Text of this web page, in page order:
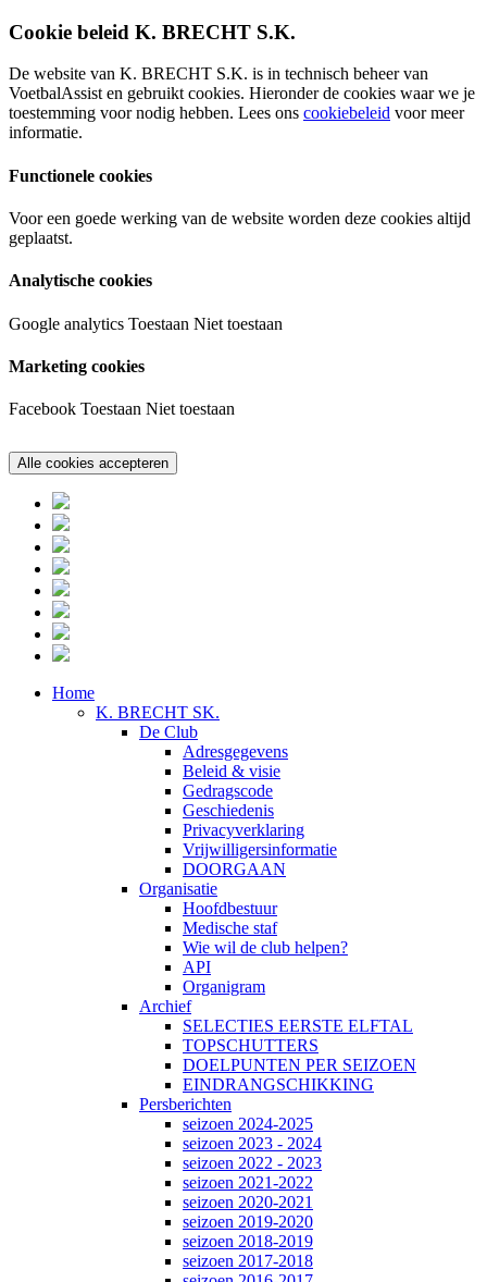
Cookie beleid K. BRECHT S.K.
De website van K. BRECHT S.K. is in technisch beheer van
VoetbalAssist en gebruikt cookies. Hieronder de cookies waar we je
toestemming voor nodig hebben. Lees ons cookiebeleid voor meer
informatie.
Functionele cookies
Voor een goede werking van de website worden deze cookies altijd
geplaatst.
Analytische cookies
Google analytics Toestaan Niet toestaan
Marketing cookies
Facebook Toestaan Niet toestaan
Home
K. BRECHT SK.
De Club
Adresgegevens
Beleid & visie
Gedragscode
Geschiedenis
Privacyverklaring
Vrijwilligersinformatie
DOORGAAN
Organisatie
Hoofdbestuur
Medische staf
Wie wil de club helpen?
API
Organigram
Archief
SELECTIES EERSTE ELFTAL
TOPSCHUTTERS
DOELPUNTEN PER SEIZOEN
EINDRANGSCHIKKING
Persberichten
seizoen 2024-2025
seizoen 2023 - 2024
seizoen 2022 - 2023
seizoen 2021-2022
seizoen 2020-2021
seizoen 2019-2020
seizoen 2018-2019
seizoen 2017-2018